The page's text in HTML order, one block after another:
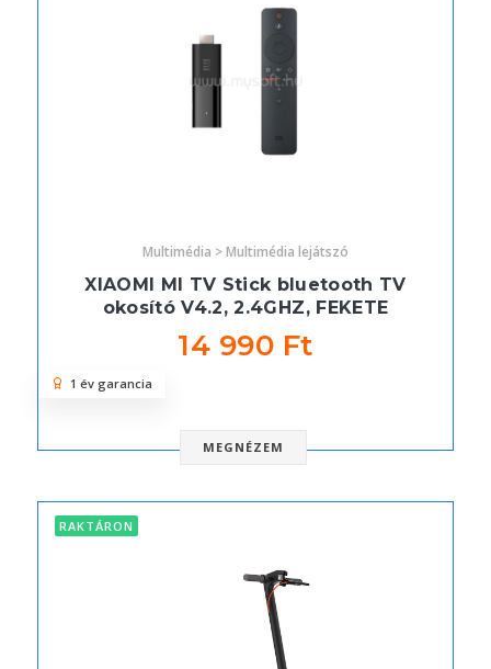
Multimédia > Multimédia lejátszó
XIAOMI MI TV Stick bluetooth TV
okosító V4.2, 2.4GHZ, FEKETE
14 990 Ft
MEGNÉZEM
1 év garancia
RAKTÁRON